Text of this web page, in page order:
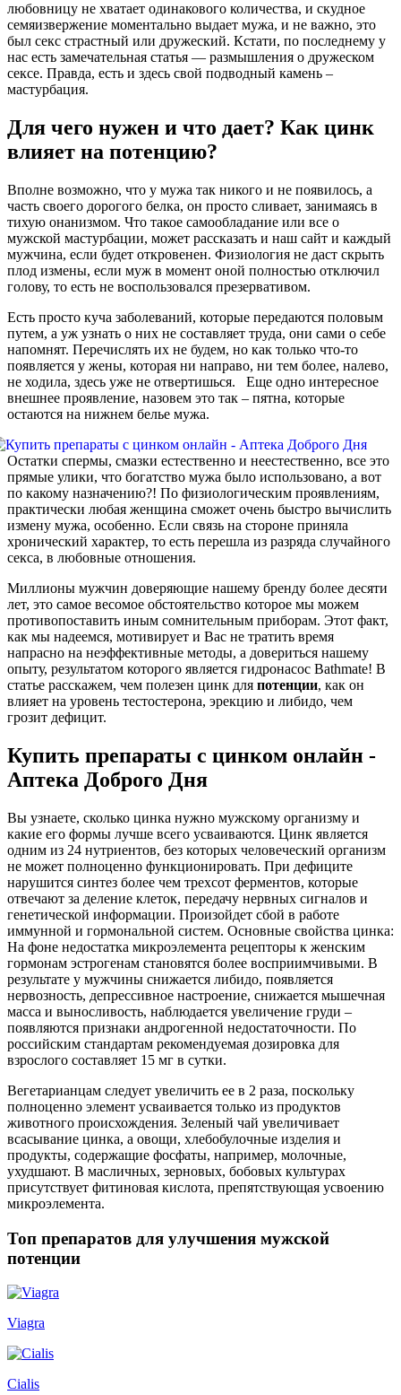
любовницу не хватает одинакового количества, и скудное
семяизвержение моментально выдает мужа, и не важно, это
был секс страстный или дружеский. Кстати, по последнему у
нас есть замечательная статья — размышления о дружеском
сексе. Правда, есть и здесь свой подводный камень –
мастурбация.
Для чего нужен и что дает? Как цинк
влияет на потенцию?
Вполне возможно, что у мужа так никого и не появилось, а
часть своего дорогого белка, он просто сливает, занимаясь в
тихую онанизмом. Что такое самообладание или все о
мужской мастурбации, может рассказать и наш сайт и каждый
мужчина, если будет откровенен. Физиология не даст скрыть
плод измены, если муж в момент оной полностью отключил
голову, то есть не воспользовался презервативом.
Есть просто куча заболеваний, которые передаются половым
путем, а уж узнать о них не составляет труда, они сами о себе
напомнят. Перечислять их не будем, но как только что-то
появляется у жены, которая ни направо, ни тем более, налево,
не ходила, здесь уже не отвертишься. Еще одно интересное
внешнее проявление, назовем это так – пятна, которые
остаются на нижнем белье мужа.
Остатки спермы, смазки естественно и неестественно, все это
прямые улики, что богатство мужа было использовано, а вот
по какому назначению?! По физиологическим проявлениям,
практически любая женщина сможет очень быстро вычислить
измену мужа, особенно. Если связь на стороне приняла
хронический характер, то есть перешла из разряда случайного
секса, в любовные отношения.
Миллионы мужчин доверяющие нашему бренду более десяти
лет, это самое весомое обстоятельство которое мы можем
противопоставить иным сомнительным приборам. Этот факт,
как мы надеемся, мотивирует и Вас не тратить время
напрасно на неэффективные методы, а довериться нашему
опыту, результатом которого является гидронасос Bathmate! В
статье расскажем, чем полезен цинк для потенции, как он
влияет на уровень тестостерона, эрекцию и либидо, чем
грозит дефицит.
Купить препараты с цинком онлайн -
Аптека Доброго Дня
Вы узнаете, сколько цинка нужно мужскому организму и
какие его формы лучше всего усваиваются. Цинк является
одним из 24 нутриентов, без которых человеческий организм
не может полноценно функционировать. При дефиците
нарушится синтез более чем трехсот ферментов, которые
отвечают за деление клеток, передачу нервных сигналов и
генетической информации. Произойдет сбой в работе
иммунной и гормональной систем. Основные свойства цинка:
На фоне недостатка микроэлемента рецепторы к женским
гормонам эстрогенам становятся более восприимчивыми. В
результате у мужчины снижается либидо, появляется
нервозность, депрессивное настроение, снижается мышечная
масса и выносливость, наблюдается увеличение груди –
появляются признаки андрогенной недостаточности. По
российским стандартам рекомендуемая дозировка для
взрослого составляет 15 мг в сутки.
Вегетарианцам следует увеличить ее в 2 раза, поскольку
полноценно элемент усваивается только из продуктов
животного происхождения. Зеленый чай увеличивает
всасывание цинка, а овощи, хлебобулочные изделия и
продукты, содержащие фосфаты, например, молочные,
ухудшают. В масличных, зерновых, бобовых культурах
присутствует фитиновая кислота, препятствующая усвоению
микроэлемента.
Топ препаратов для улучшения мужской
потенции
Viagra
Cialis